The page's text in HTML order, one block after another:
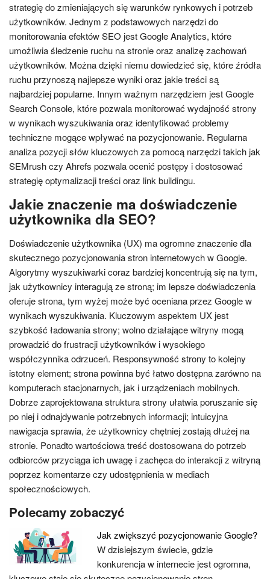
strategię do zmieniających się warunków rynkowych i potrzeb
użytkowników. Jednym z podstawowych narzędzi do
monitorowania efektów SEO jest Google Analytics, które
umożliwia śledzenie ruchu na stronie oraz analizę zachowań
użytkowników. Można dzięki niemu dowiedzieć się, które źródła
ruchu przynoszą najlepsze wyniki oraz jakie treści są
najbardziej popularne. Innym ważnym narzędziem jest Google
Search Console, które pozwala monitorować wydajność strony
w wynikach wyszukiwania oraz identyfikować problemy
techniczne mogące wpływać na pozycjonowanie. Regularna
analiza pozycji słów kluczowych za pomocą narzędzi takich jak
SEMrush czy Ahrefs pozwala ocenić postępy i dostosować
strategię optymalizacji treści oraz link buildingu.
Jakie znaczenie ma doświadczenie
użytkownika dla SEO?
Doświadczenie użytkownika (UX) ma ogromne znaczenie dla
skutecznego pozycjonowania stron internetowych w Google.
Algorytmy wyszukiwarki coraz bardziej koncentrują się na tym,
jak użytkownicy interagują ze stroną; im lepsze doświadczenia
oferuje strona, tym wyżej może być oceniana przez Google w
wynikach wyszukiwania. Kluczowym aspektem UX jest
szybkość ładowania strony; wolno działające witryny mogą
prowadzić do frustracji użytkowników i wysokiego
współczynnika odrzuceń. Responsywność strony to kolejny
istotny element; strona powinna być łatwo dostępna zarówno na
komputerach stacjonarnych, jak i urządzeniach mobilnych.
Dobrze zaprojektowana struktura strony ułatwia poruszanie się
po niej i odnajdywanie potrzebnych informacji; intuicyjna
nawigacja sprawia, że użytkownicy chętniej zostają dłużej na
stronie. Ponadto wartościowa treść dostosowana do potrzeb
odbiorców przyciąga ich uwagę i zachęca do interakcji z witryną
poprzez komentarze czy udostępnienia w mediach
społecznościowych.
Polecamy zobaczyć
Jak zwiększyć pozycjonowanie Google?
W dzisiejszym świecie, gdzie
konkurencja w internecie jest ogromna,